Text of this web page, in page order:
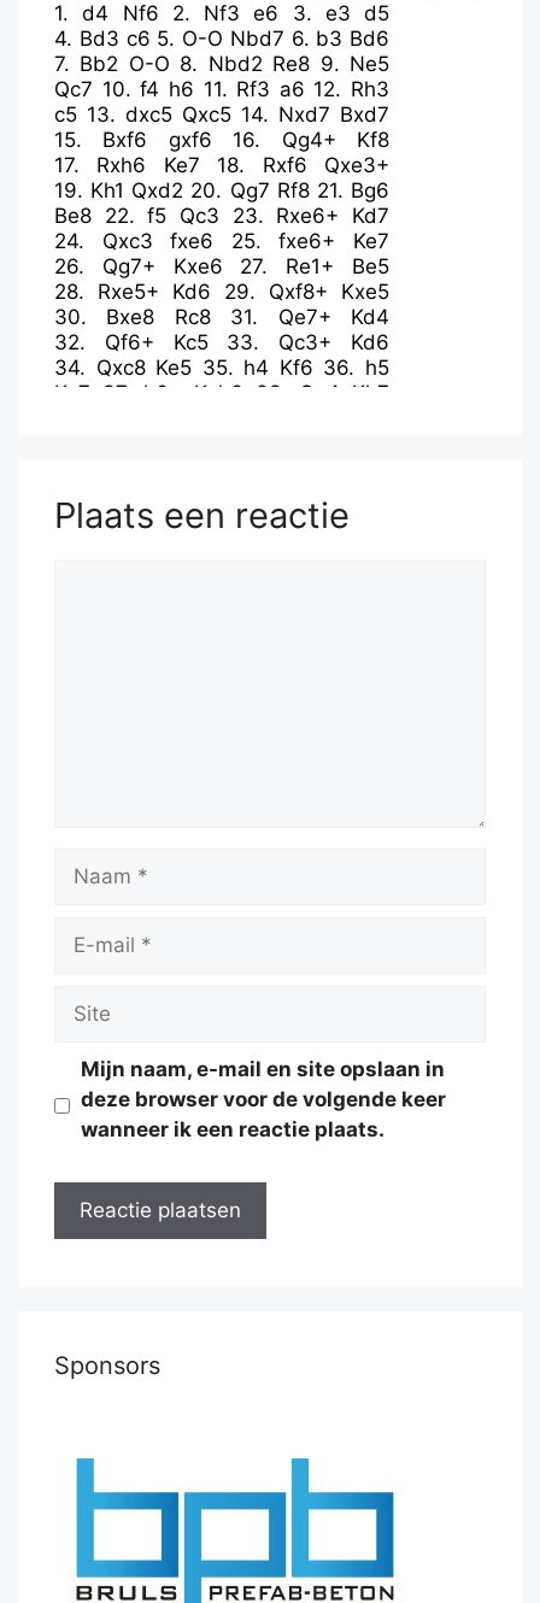
1.d4 Nf6 2. Nf3 e6 3. e3 d5
4. Bd3 c6 5. O-O Nbd7 6. b3 Bd6
7. Bb2 O-O 8. Nbd2 Re8 9. Ne5
Qc7 10.f4 h6 11. Rf3 a6 12. Rh3
c5 13. dxc5 Qxc5 14. Nxd7 Bxd7
15. Bxf6 gxf6 16. Qg4+
Kf8
17. Rxh6 Ke7 18. Rxf6
Qxe3+
19. Kh1 Qxd2 20. Qg7 Rf8 21. Bg6
Be8 22.f5 Qc3 23. Rxe6+
Kd7
24. Qxc3 fxe6 25.fxe6+
Ke7
26. Qg7+ Kxe6 27. Re1+
Be5
28. Rxe5+ Kd6 29. Qxf8+
Kxe5
30. Bxe8 Rc8 31. Qe7+
Kd4
32. Qf6+ Kc5 33. Qc3+
Kd6
34. Qxc8 Ke5 35. h4 Kf6 36. h5
Kg7
37. h6+ Kxh6 38. Qg4
Kh7
Plaats een reactie
Naam
Site
Mijn naam, e-mail en site opslaan in
deze browser voor de volgende keer
wanneer ik een reactie plaats.
Sponsors